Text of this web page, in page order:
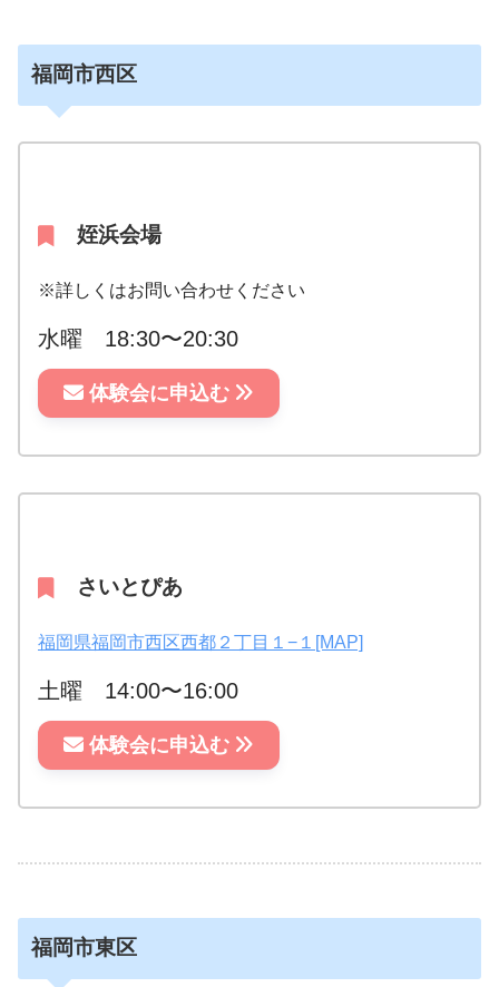
福岡市西区
姪浜会場
※詳しくはお問い合わせください
水曜 18:30〜20:30
体験会に申込む
さいとぴあ
福岡県福岡市西区西都２丁目１−１[MAP]
土曜 14:00〜16:00
体験会に申込む
福岡市東区